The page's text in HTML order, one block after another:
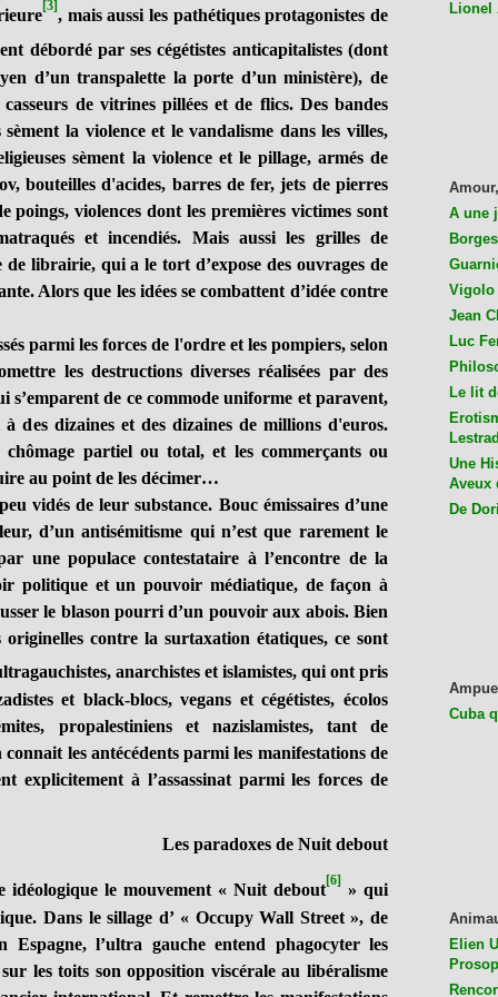
[3], mais aussi les pathétiques protagonistes de
débordé par ses cégétistes anticapitalistes (dont
d’un transpalette la porte d’un ministère), de
de vitrines pillées et de flics. Des bandes
la violence et le vandalisme dans les villes,
sèment la violence et le pillage, armés de
bouteilles d'acides, barres de fer, jets de pierres
poings, violences dont les premières victimes sont
et incendiés. Mais aussi les grilles de
librairie, qui a le tort d’expose des ouvrages de
Alors que les idées se combattent d’idée contre
parmi les forces de l'ordre et les pompiers, selon
les destructions diverses réalisées par des
s’emparent de ce commode uniforme et paravent,
des dizaines et des dizaines de millions d'euros.
partiel ou total, et les commerçants ou
au point de les décimer…
de leur substance. Bouc émissaires d’une
d’un antisémitisme qui n’est que rarement le
une populace contestataire à l’encontre de la
politique et un pouvoir médiatique, de façon à
le blason pourri d’un pouvoir aux abois. Bien
originelles contre la surtaxation étatiques, ce sont
anarchistes et islamistes, qui ont pris
et black-blocs, vegans et cégétistes, écolos
propalestiniens et nazislamistes, tant de
les antécédents parmi les manifestations de
explicitement à l’assassinat parmi les forces de
Les paradoxes de Nuit debout
le mouvement « Nuit debout[6]» qui
Dans le sillage d’ « Occupy Wall Street », de
Espagne, l’ultra gauche entend phagocyter les
les toits son opposition viscérale au libéralisme
Lionel
A une
Vigolo
Jean
Luc
Le lit
Une
Aveux
De
Cuba
Elien